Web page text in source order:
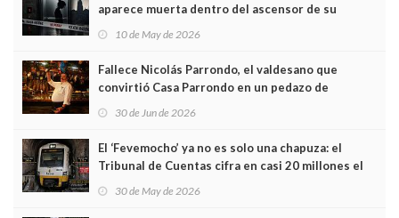
aparece muerta dentro del ascensor de su
edificio y las cámaras captan sus últimos minutos
10 de May de 2026
Fallece Nicolás Parrondo, el valdesano que
convirtió Casa Parrondo en un pedazo de
Asturias en Madrid
30 de Jun de 2026
El ‘Fevemocho’ ya no es solo una chapuza: el
Tribunal de Cuentas cifra en casi 20 millones el
sobrecoste de los trenes que no cabían por los
30 de May de 2026